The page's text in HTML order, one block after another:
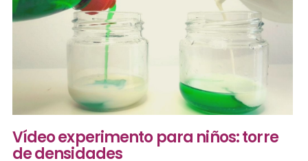
Vídeo experimento para niños: torre
de densidades